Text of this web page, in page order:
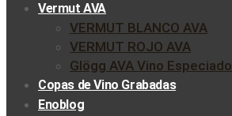
Vermut AVA
VERMUT BLANCO AVA
VERMUT ROJO AVA
Glögg AVA Vino Especiado
Copas de Vino Grabadas
Enoblog